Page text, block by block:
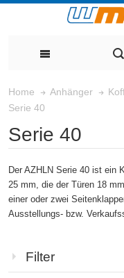
Home Anhänger
Serie 40
Serie 40
Der AZHLN Serie 40 ist ein
25 mm, die der Türen 18
einer oder zwei
Ausstellungs- bzw.
Filter